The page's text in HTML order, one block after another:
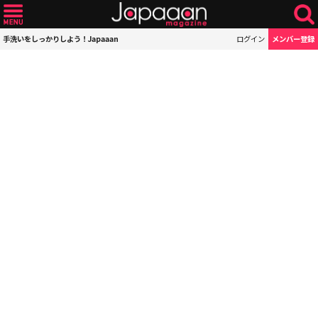
手洗いをしっかりしよう！Japaaan ログイン メンバー登録